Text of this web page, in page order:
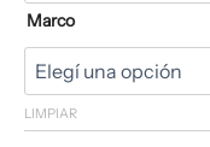
Marco
LIMPIAR